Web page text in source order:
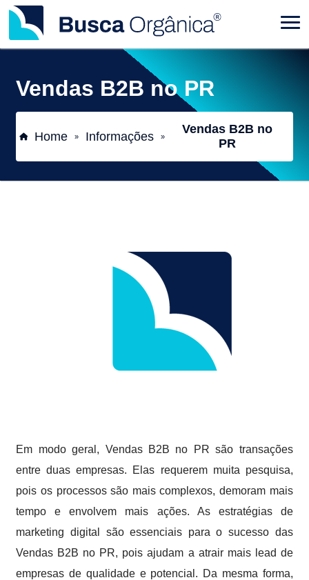
Vendas B2B no PR
Home » Informações »
Vendas B2B no
PR
Em modo geral, Vendas B2B no PR são transações
entre duas empresas. Elas requerem muita pesquisa,
pois os processos são mais complexos, demoram mais
tempo e envolvem mais ações. As estratégias de
marketing digital são essenciais para o sucesso das
Vendas B2B no PR, pois ajudam a atrair mais lead de
empresas de qualidade e potencial. Da mesma forma,